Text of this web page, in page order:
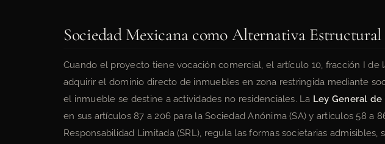
Sociedad Mexicana como Alternativa Estructural
Cuando el proyecto tiene vocación comercial, el artículo 10, fracción I de
adquirir el dominio directo de inmuebles en zona restringida mediante
el inmueble se destine a actividades no residenciales. La Ley General de
en sus artículos 87 a 206 para la Sociedad Anónima (SA) y artículos 58 a
Responsabilidad Limitada (SRL), regula las formas societarias admisibles,